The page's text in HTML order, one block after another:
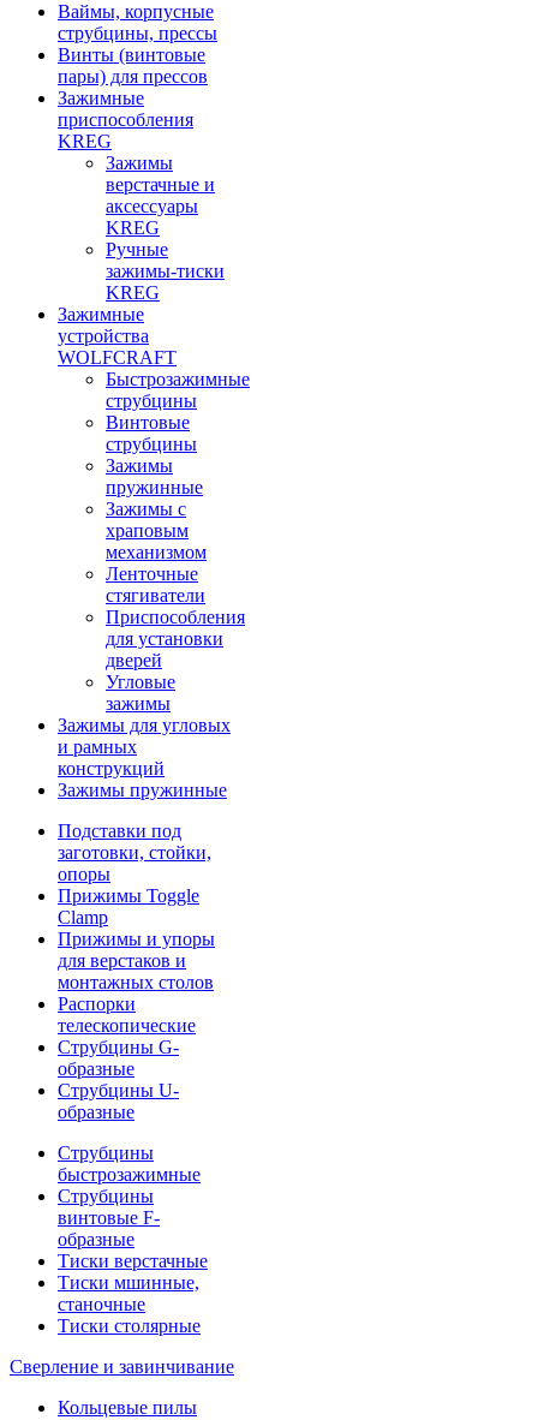
Ваймы, корпусные
струбцины, прессы
Винты (винтовые
пары) для прессов
Зажимные
приспособления
KREG
Зажимы
верстачные и
аксессуары
KREG
Ручные
зажимы-тиски
KREG
Зажимные
устройства
WOLFCRAFT
Быстрозажимные
струбцины
Винтовые
струбцины
Зажимы
пружинные
Зажимы с
храповым
механизмом
Ленточные
стягиватели
Приспособления
для установки
дверей
Угловые
зажимы
Зажимы для угловых
и рамных
конструкций
Зажимы пружинные
Подставки под
заготовки, стойки,
опоры
Прижимы Toggle
Clamp
Прижимы и упоры
для верстаков и
монтажных столов
Распорки
телескопические
Струбцины G-
образные
Струбцины U-
образные
Струбцины
быстрозажимные
Струбцины
винтовые F-
образные
Тиски верстачные
Тиски мшинные,
станочные
Тиски столярные
Сверление и завинчивание
Кольцевые пилы